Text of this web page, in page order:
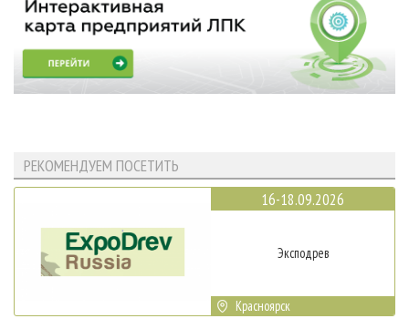
РЕКОМЕНДУЕМ ПОСЕТИТЬ
16-18.09.2026
Эксподрев
Красноярск